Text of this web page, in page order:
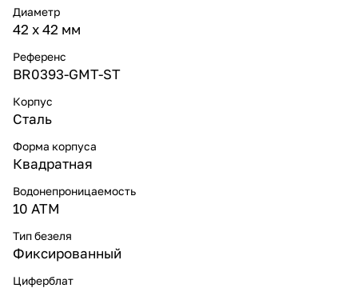
Диаметр
42 х 42 мм
Референс
BR0393-GMT-ST
Корпус
Сталь
Форма корпуса
Квадратная
Водонепроницаемость
10 ATM
Тип безеля
Фиксированный
Циферблат